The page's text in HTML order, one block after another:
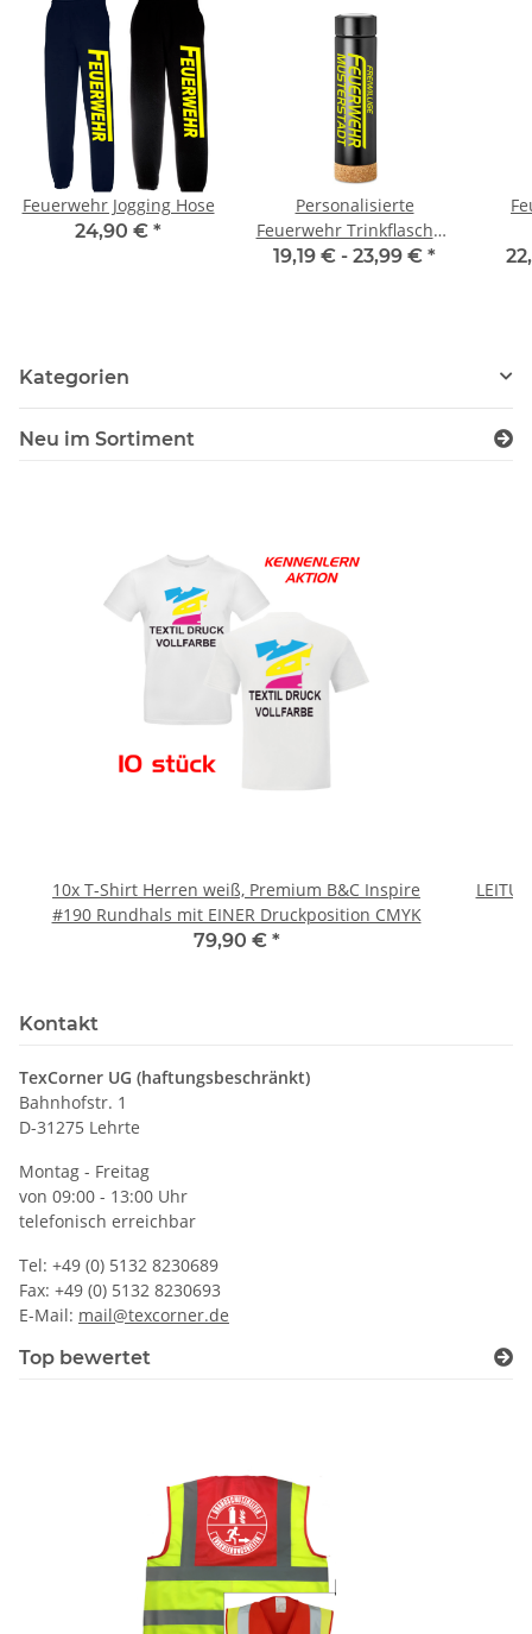
Feuerwehr Jogging Hose
24,90 € *
Personalisierte
Feuerwehr Trinkflasche /
Isolierflasche schwarz
19,19 € - 23,99 € *
Kategorien
Neu im Sortiment
10x T-Shirt Herren weiß, Premium B&C Inspire
#190 Rundhals mit EINER Druckposition CMYK
79,90 € *
Kontakt
TexCorner UG (haftungsbeschränkt)
Bahnhofstr. 1
D-31275 Lehrte
Montag - Freitag
von 09:00 - 13:00 Uhr
telefonisch erreichbar
Tel: +49 (0) 5132 8230689
Fax: +49 (0) 5132 8230693
E-Mail: mail@texcorner.de
Top bewertet